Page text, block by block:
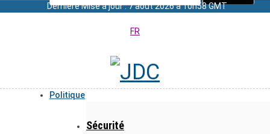
Dernière Mise à jour : 7 août 2026 à 10h58 GMT
FR
Politique
Sécurité